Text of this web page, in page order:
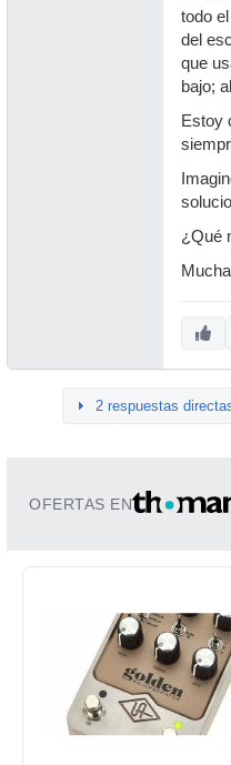
todo
del
que
bajo;
Estoy
¿Qué
2 respuestas
OFERTAS EN